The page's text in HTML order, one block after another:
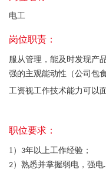
电工
岗位职责：
服从管理，能及时发现产
强的主观能动性（公司包食
工资视工作技术能力可以
职位要求：
1 ） 3年以上工作经验；
2）熟悉并掌握弱电，强电.